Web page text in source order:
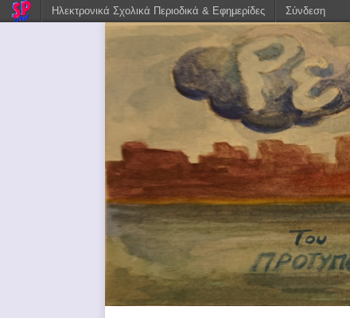
Ηλεκτρονικά Σχολικά Περιοδικά & Εφημερίδες Σύνδεση